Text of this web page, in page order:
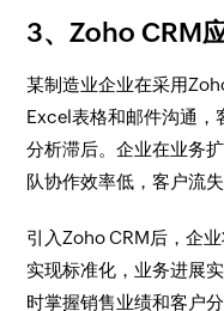
3、Zoho CRM
某制造业企业在采用
Excel表格和邮件沟通，
分析滞后。企业在业务
队协作效率低，客户流失
引入Zoho CRM后，企
实现标准化，业务进展
时掌握销售业绩和客户